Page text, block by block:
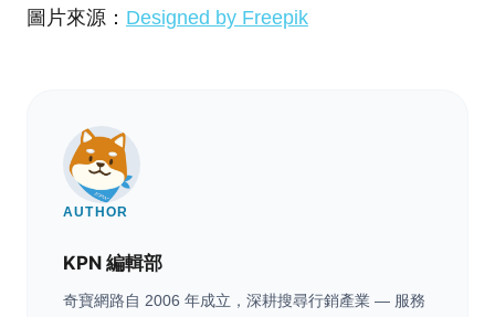
圖片來源： Designed by Freepik
AUTHOR
KPN 編輯部
奇寶網路自 2006 年成立，深耕搜尋行銷產業 — 服務